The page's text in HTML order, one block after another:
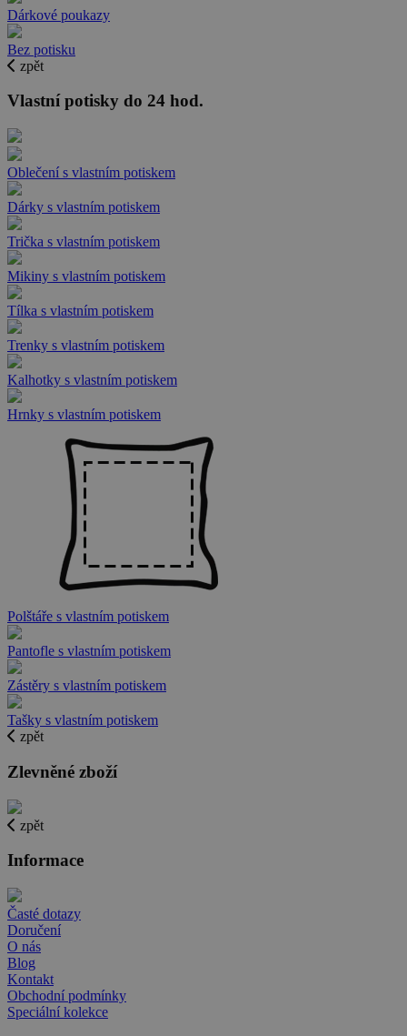
Dárkové poukazy
Bez potisku
zpět
Vlastní potisky do 24 hod.
Oblečení s vlastním potiskem
Dárky s vlastním potiskem
Trička s vlastním potiskem
Mikiny s vlastním potiskem
Tílka s vlastním potiskem
Trenky s vlastním potiskem
Kalhotky s vlastním potiskem
Hrnky s vlastním potiskem
Polštáře s vlastním potiskem
Pantofle s vlastním potiskem
Zástěry s vlastním potiskem
Tašky s vlastním potiskem
zpět
Zlevněné zboží
zpět
Informace
Časté dotazy
Doručení
O nás
Blog
Kontakt
Obchodní podmínky
Speciální kolekce